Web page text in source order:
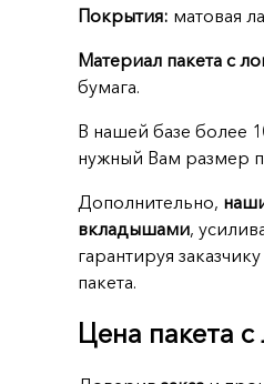
Покрытия: матовая
Материал пакета с
бумага.
В нашей базе более
нужный Вам размер
Дополнительно,
вкладышами,
гарантируя
пакета.
Цена пакета